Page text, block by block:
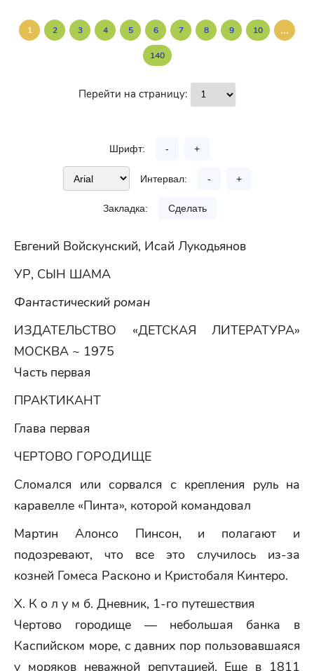
1 2 3 4 5 6 7 8 9 10 ...
140
Перейти на страницу:
Шрифт: - +
Интервал: - +
Закладка: Сделать
Евгений Войскунский, Исай Лукодьянов
УР, СЫН ШАМА
Фантастический роман
ИЗДАТЕЛЬСТВО «ДЕТСКАЯ ЛИТЕРАТУРА»
МОСКВА ~ 1975
Часть первая
ПРАКТИКАНТ
Глава первая
ЧЕРТОВО ГОРОДИЩЕ
Сломался или сорвался с крепления руль на
каравелле «Пинта», которой командовал
Мартин Алонсо Пинсон, и полагают и
подозревают, что все это случилось из-за
козней Гомеса Расконо и Кристобаля Кинтеро.
Х. К о л у м б. Дневник, 1-го путешествия
Чертово городище — небольшая банка в
Каспийском море, с давних пор пользовавшаяся
у моряков неважной репутацией. Еще в 1811